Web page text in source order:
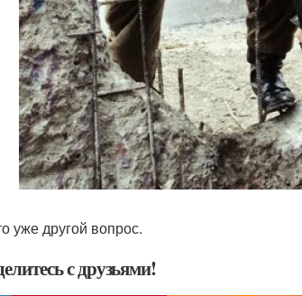
уже другой вопрос.
с друзьями!